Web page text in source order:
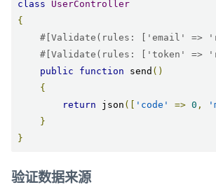
class
UserController
{
#[Validate(rules: ['email' =>
#[Validate(rules: ['token' =>
public
function send ()
{
return json ([ 'code' => 0 ,
}
}
验证数据来源